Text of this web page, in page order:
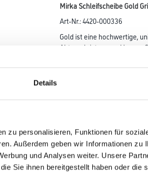
Details
zu personalisieren, Funktionen für
Außerdem geben wir Informationen zu
und Analysen weiter. Unsere
Sie ihnen bereitgestellt haben oder die
Mirka Schleifscheibe Gold
Art-Nr.:4420-000336
Gold ist eine hochwertige,
Abtragsleistung und langer
Es ist in vielen
vielen bekannten
Durchmesser in millimeter
Umrechnungsfaktoren